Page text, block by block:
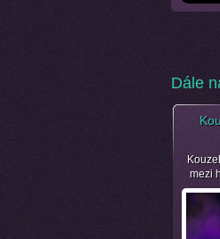
Dále
mezi